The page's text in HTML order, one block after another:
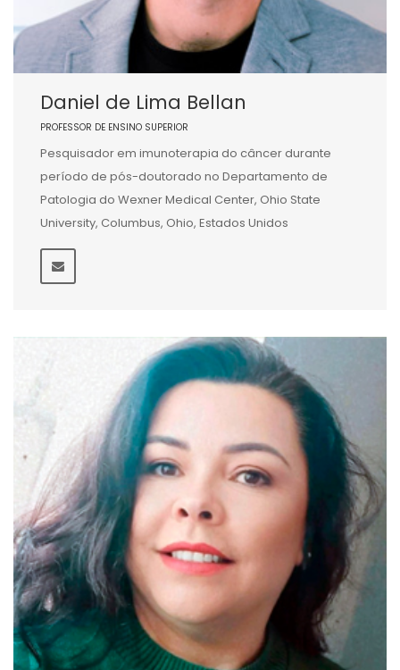
Daniel de Lima Bellan
PROFESSOR DE ENSINO SUPERIOR
Pesquisador em imunoterapia do câncer durante
período de pós-doutorado no Departamento de
Patologia do Wexner Medical Center, Ohio State
University, Columbus, Ohio, Estados Unidos